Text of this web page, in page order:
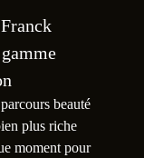
beauté
plus riche
moment pour